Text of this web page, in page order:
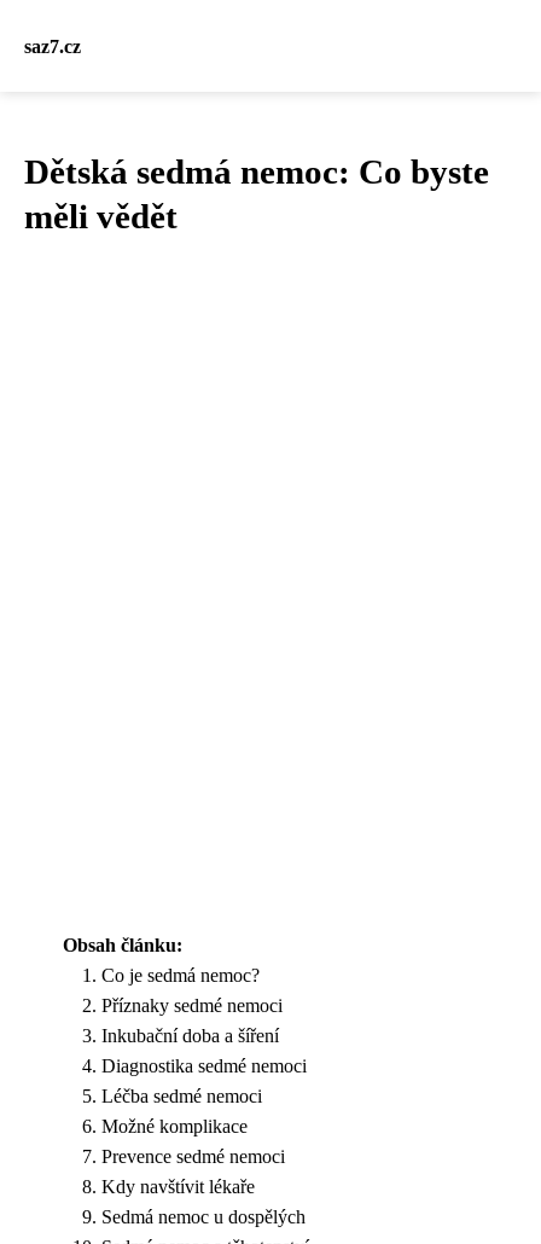
saz7.cz
Dětská sedmá nemoc: Co byste
měli vědět
Obsah článku:
Co je sedmá nemoc?
Příznaky sedmé nemoci
Inkubační doba a šíření
Diagnostika sedmé nemoci
Léčba sedmé nemoci
Možné komplikace
Prevence sedmé nemoci
Kdy navštívit lékaře
Sedmá nemoc u dospělých